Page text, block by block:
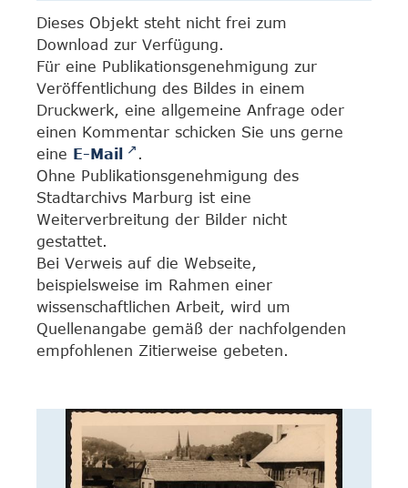
Dieses Objekt steht nicht frei zum
Download zur Verfügung.
Für eine Publikationsgenehmigung zur
Veröffentlichung des Bildes in einem
Druckwerk, eine allgemeine Anfrage oder
einen Kommentar schicken Sie uns gerne
eine E-Mail
.
Ohne Publikationsgenehmigung des
Stadtarchivs Marburg ist eine
Weiterverbreitung der Bilder nicht
gestattet.
Bei Verweis auf die Webseite,
beispielsweise im Rahmen einer
wissenschaftlichen Arbeit, wird um
Quellenangabe gemäß der nachfolgenden
empfohlenen Zitierweise gebeten.